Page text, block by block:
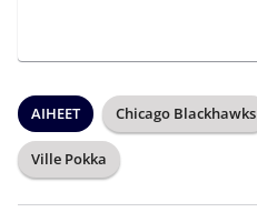
AIHEET Chicago Blackhawks
Ville Pokka